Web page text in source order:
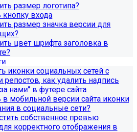
размер логотипа?
кнопку входа
размер значка версии для
цвет шрифта заголовка в
иконки социальных сетей с
как удалить надпись
нами" в футере сайта
в мобильной версии сайта иконки
в социальные сети?
собственное превью
корректного отображения в